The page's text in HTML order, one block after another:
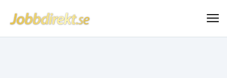
Hoppa till innehåll
Jobbdirekt